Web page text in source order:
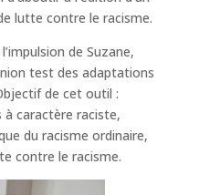
lutte contre le racisme.
de Suzane,
test des adaptations
de cet outil :
caractère raciste,
du racisme ordinaire,
contre le racisme.